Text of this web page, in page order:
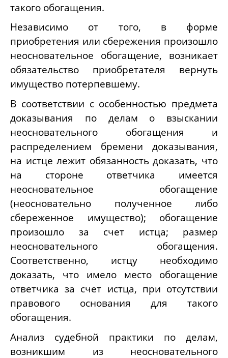
такого обогащения.
Независимо от того, в форме
приобретения или сбережения произошло
неосновательное обогащение, возникает
обязательство приобретателя вернуть
имущество потерпевшему.
В соответствии с особенностью предмета
доказывания по делам о взыскании
неосновательного обогащения и
распределением бремени доказывания,
на истце лежит обязанность доказать, что
на стороне ответчика имеется
неосновательное обогащение
(неосновательно полученное либо
сбереженное имущество); обогащение
произошло за счет истца; размер
неосновательного обогащения.
Соответственно, истцу необходимо
доказать, что имело место обогащение
ответчика за счет истца, при отсутствии
правового основания для такого
обогащения.
Анализ судебной практики по делам,
возникшим из неосновательного